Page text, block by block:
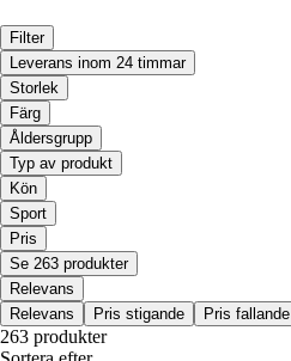
Filter
Leverans inom 24 timmar
Storlek
Färg
Åldersgrupp
Typ av produkt
Kön
Sport
Pris
Se 263 produkter
Relevans
Relevans
Pris stigande Pris fallande
263 produkter